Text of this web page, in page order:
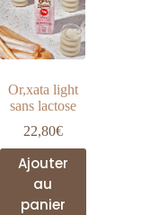
choisies
sur
la
du
produit
Or,xata light
sans lactose
22,80€
Ajouter
au
panier